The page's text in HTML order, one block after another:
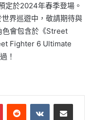
定於2024年春季登場。
界巡遊中，敬請期待與
色會包含於《Street
Fighter 6 Ultimate
！
PinterestReddit VKontakteShare via Email